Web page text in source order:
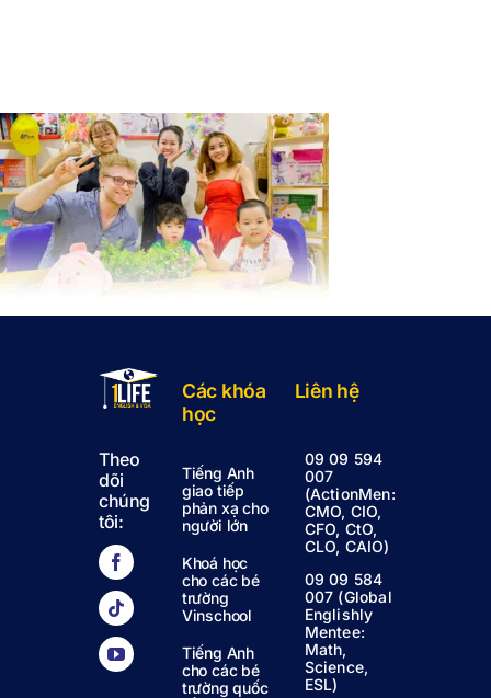
Theo
dõi
chúng
tôi:
Các khóa
học
Tiếng Anh
giao tiếp
phản xạ cho
người lớn
Khoá học
cho các bé
trường
Vinschool
Tiếng Anh
cho các bé
trường quốc
Liên hệ
09 09 594
007
(ActionMen:
CMO, CIO,
CFO, CtO,
CLO, CAIO)
09 09 584
007 (Global
Englishly
Mentee:
Math,
Science,
ESL)